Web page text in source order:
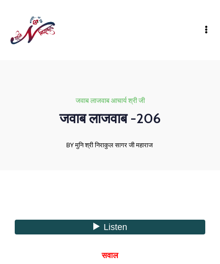
जवाब लाजवाब आचार्य श्री जी
जवाब लाजवाब -206
BY मुनि श्री निराकुल सागर जी महाराज
सवाल